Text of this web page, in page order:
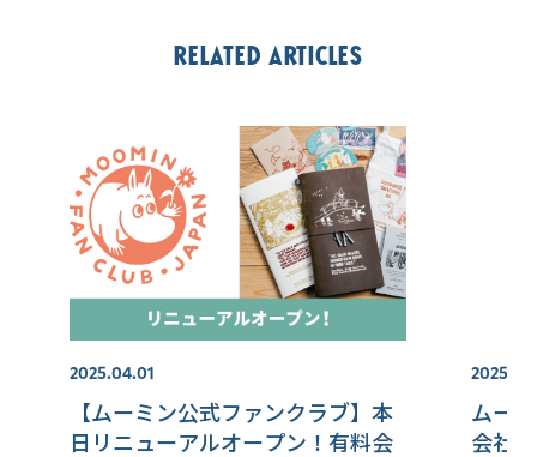
Related articles
2025.04.01
【ムーミン公式ファンクラブ】本
日リニューアルオープン！有料会
ムー
会社